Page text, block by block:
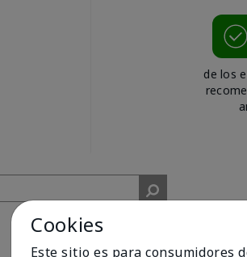
de los
Cookies
Este sitio es para consumidores